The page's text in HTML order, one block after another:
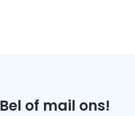
Bel of mail ons!